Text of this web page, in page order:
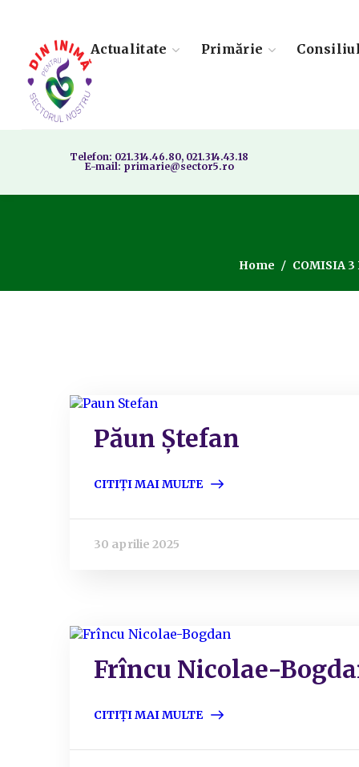
Actualitate Primărie
Telefon: 021.314.46.80, 021.314.43.18
E-mail: primarie@sector5.ro
Home COMISIA
Păun Ștefan
CITIȚI MAI MULTE
30 aprilie 2025
Frîncu Nicolae-
CITIȚI MAI MULTE